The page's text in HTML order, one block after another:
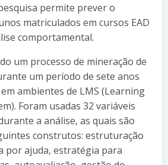
permite prever o
matriculados em cursos EAD
comportamental.
um processo de mineração de
um período de sete anos
ambientes de LMS (Learning
Foram usadas 32 variáveis
a análise, as quais são
construtos: estruturação
por ajuda, estratégia para